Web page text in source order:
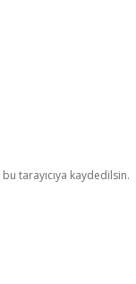
tarayıcıya kaydedilsin.